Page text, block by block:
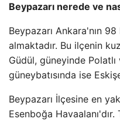
Beypazarı nerede ve
Beypazarı Ankara'nın
almaktadır. Bu ilçenin
Güdül, güneyinde Polatlı
güneybatısında ise
Beypazarı İlçesine en
Esenboğa